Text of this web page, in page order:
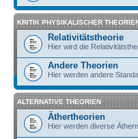
KRITIK PHYSIKALISCHER
Relativitätstheorie
Hier wird die
Andere Theorien
Hier werden andere
ALTERNATIVE THEORIEN
Äthertheorien
Hier werden diverse